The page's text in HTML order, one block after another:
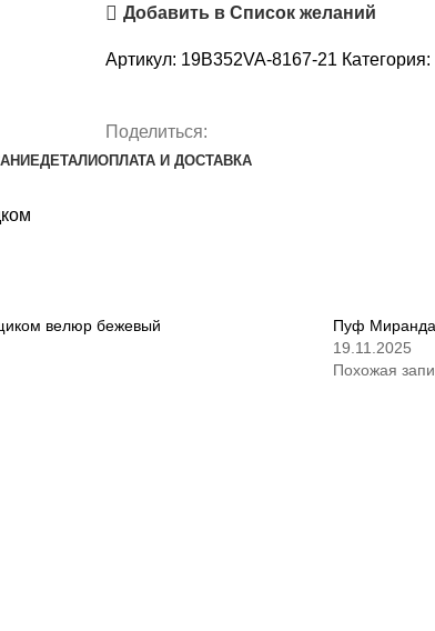
Добавить в Список желаний
Артикул: 19B352VA-8167-21 Категория:
Поделиться:
ДЕТАЛИОПЛАТА И ДОСТАВКА
велюр бежевый
Пуф
19.11.2025
Похожая